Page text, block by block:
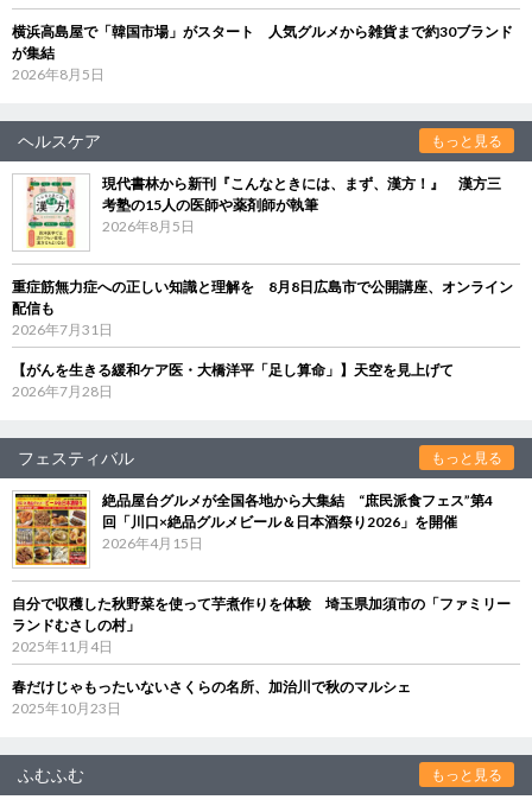
横浜高島屋で「韓国市場」がスタート 人気グルメから雑貨まで約30ブランド
が集結
2026年8月5日
ヘルスケア もっと見る
現代書林から新刊『こんなときには、まず、漢方！』 漢方三
考塾の15人の医師や薬剤師が執筆
2026年8月5日
重症筋無力症への正しい知識と理解を 8月8日広島市で公開講座、オンライン
配信も
2026年7月31日
【がんを生きる緩和ケア医・大橋洋平「足し算命」】天空を見上げて
2026年7月28日
フェスティバル もっと見る
絶品屋台グルメが全国各地から大集結 “庶民派食フェス”第4
回「川口×絶品グルメビール＆日本酒祭り2026」を開催
2026年4月15日
自分で収穫した秋野菜を使って芋煮作りを体験 埼玉県加須市の「ファミリー
ランドむさしの村」
2025年11月4日
春だけじゃもったいないさくらの名所、加治川で秋のマルシェ
2025年10月23日
ふむふむ もっと見る